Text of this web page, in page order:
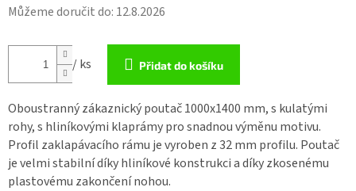
Můžeme doručit do: 12.8.2026
/ ks Přidat do košíku
Oboustranný zákaznický poutač 1000x1400 mm, s kulatými
rohy, s hliníkovými klaprámy pro snadnou výměnu motivu.
Profil zaklapávacího rámu je vyroben z 32 mm profilu. Poutač
je velmi stabilní díky hliníkové konstrukci a díky zkosenému
plastovému zakončení nohou.